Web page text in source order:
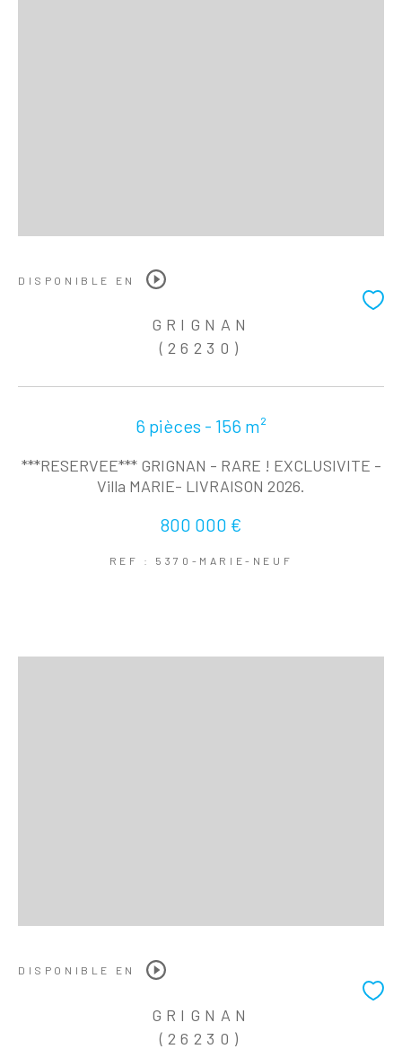
DISPONIBLE EN
GRIGNAN
(26230)
6 pièces - 156 m²
***RESERVEE*** GRIGNAN - RARE ! EXCLUSIVITE -
Villa MARIE- LIVRAISON 2026.
800 000 €
REF : 5370-MARIE-NEUF
DISPONIBLE EN
GRIGNAN
(26230)